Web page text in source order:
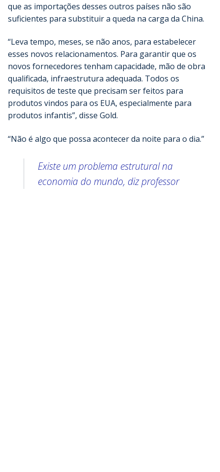
que as importações desses outros países não são
suficientes para substituir a queda na carga da China.
“Leva tempo, meses, se não anos, para estabelecer
esses novos relacionamentos. Para garantir que os
novos fornecedores tenham capacidade, mão de obra
qualificada, infraestrutura adequada. Todos os
requisitos de teste que precisam ser feitos para
produtos vindos para os EUA, especialmente para
produtos infantis”, disse Gold.
“Não é algo que possa acontecer da noite para o dia.”
Existe um problema estrutural na
economia do mundo, diz professor